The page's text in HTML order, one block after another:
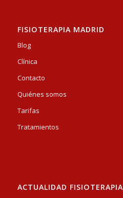
FISIOTERAPIA MADRID
Blog
Clínica
Contacto
Quiénes somos
Tarifas
Tratamientos
ACTUALIDAD FISIOTERAPIA